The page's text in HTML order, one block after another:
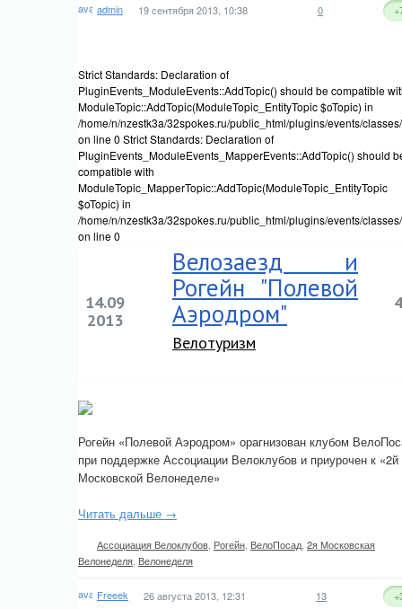
admin 19 сентября 2013, 10:38 0
Strict Standards: Declaration of
PluginEvents_ModuleEvents::AddTopic() should be compatible
ModuleTopic::AddTopic(ModuleTopic_EntityTopic $oTopic) in
/home/n/nzestk3a/32spokes.ru/public_html/plugins/events/
on line 0 Strict Standards: Declaration of
PluginEvents_ModuleEvents_MapperEvents::AddTopic() should
compatible with
ModuleTopic_MapperTopic::AddTopic(ModuleTopic_EntityTopic
$oTopic) in
/home/n/nzestk3a/32spokes.ru/public_html/plugins/events/
on line 0
14.09
2013
Велозаезд и
Рогейн "Полевой
Аэродром"
Велотуризм
4
Рогейн «Полевой Аэродром» орагнизован клубом
при поддержке Ассоциации Велоклубов и приурочен к «2й
Московской Велонеделе»
Читать дальше →
Ассоциация Велоклубов Рогейн ВелоПосад 2я Московская
Велонеделя Велонеделя
Freeek 26 августа 2013, 12:31 13